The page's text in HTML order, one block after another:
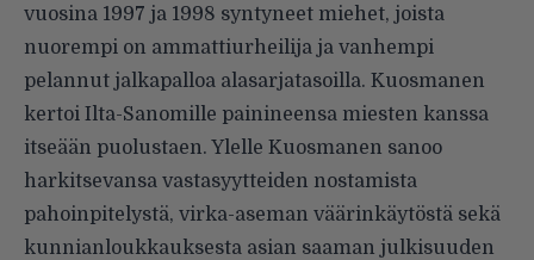
vuosina 1997 ja 1998 syntyneet miehet, joista
nuorempi on ammattiurheilija ja vanhempi
pelannut jalkapalloa alasarjatasoilla. Kuosmanen
kertoi Ilta-Sanomille painineensa miesten kanssa
itseään puolustaen. Ylelle Kuosmanen sanoo
harkitsevansa vastasyytteiden nostamista
pahoinpitelystä, virka-aseman väärinkäytöstä sekä
kunnianloukkauksesta asian saaman julkisuuden